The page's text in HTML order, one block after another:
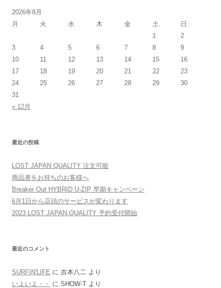
2026年8月
月
火 水 木 金 土
日
1
2
3
4 5 6 7 8
9
10
11 12 13 14 15
16
17
18 19 20 21 22
23
24
25 26 27 28 29
30
31
« 12月
最近の投稿
LOST JAPAN QUALITY 注文可能
商品券をお持ちのお客様へ
Breaker Out HYBRID U-ZIP 早期キャンペーン
6月1日から店頭のサービスが変わります
2023 LOST JAPAN QUALITY 予約受付開始
最近のコメント
SURFIN'LIFE に 吉本八二 より
いよいよ・・
に SHOW-T より